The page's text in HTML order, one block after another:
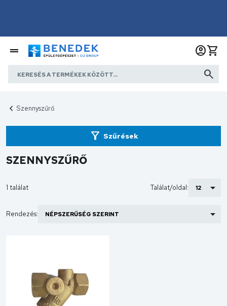
Szennyszűrő
SZENNYSZŰRŐ
1 találat Találat/oldal:
Rendezés:
Szűrések